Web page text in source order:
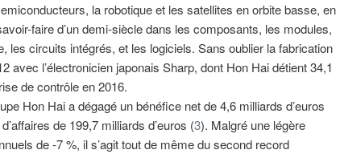
la robotique et les satellites en orbite basse, en
faire d’un demi-siècle dans les composants, les modules,
les circuits intégrés, et les logiciels. Sans oublier la fabrication
avec l’électronicien japonais Sharp, dont Hon Hai détient 34,1
de contrôle en 2016.
Hon Hai a dégagé un bénéfice net de 4,6 milliards d’euros
de 199,7 milliards d’euros (3). Malgré une légère
de -7 %, il s’agit tout de même du second record